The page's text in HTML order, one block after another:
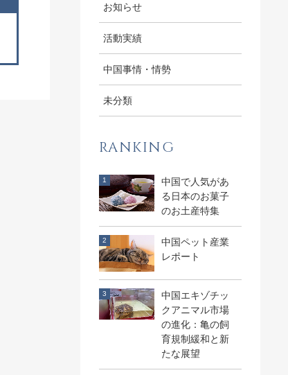
お知らせ
活動実績
中国事情・情勢
未分類
RANKING
中国で人気があ
る日本のお菓子
のお土産特集
中国ペット産業
レポート
中国エキゾチッ
クアニマル市場
の進化：亀の飼
育規制緩和と新
たな展望